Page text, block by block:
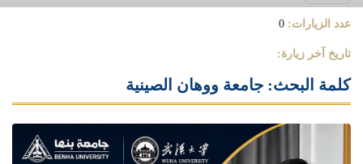
عدد الزيارات: 0
تاريخ آخر زيارة:
كلمة البحث: جامعة ووهان الصينية